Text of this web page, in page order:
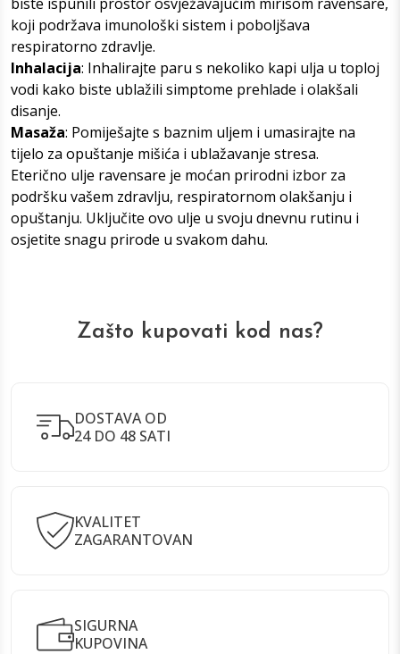
koji podržava imunološki sistem i poboljšava
respiratorno zdravlje.
Inhalacija: Inhalirajte paru s nekoliko kapi ulja u toploj
vodi kako biste ublažili simptome prehlade i olakšali
disanje.
Masaža: Pomiješajte s baznim uljem i umasirajte na
tijelo za opuštanje mišića i ublažavanje stresa.
Eterično ulje ravensare je moćan prirodni izbor za
podršku vašem zdravlju, respiratornom olakšanju i
opuštanju. Uključite ovo ulje u svoju dnevnu rutinu i
osjetite snagu prirode u svakom dahu.
Zašto kupovati kod nas?
DOSTAVA OD
24 DO 48 SATI
KVALITET
ZAGARANTOVAN
SIGURNA
KUPOVINA